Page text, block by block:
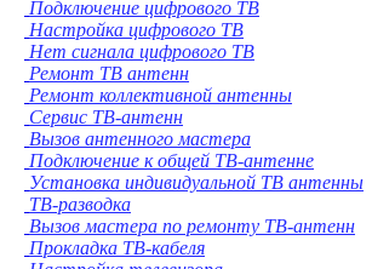
Подключение цифрового ТВ
Настройка цифрового ТВ
Нет сигнала цифрового ТВ
Ремонт ТВ антенн
Ремонт коллективной антенны
Сервис ТВ-антенн
Вызов антенного мастера
Подключение к общей ТВ-антенне
Установка индивидуальной ТВ антенны
ТВ-разводка
Вызов мастера по ремонту ТВ-антенн
Прокладка ТВ-кабеля